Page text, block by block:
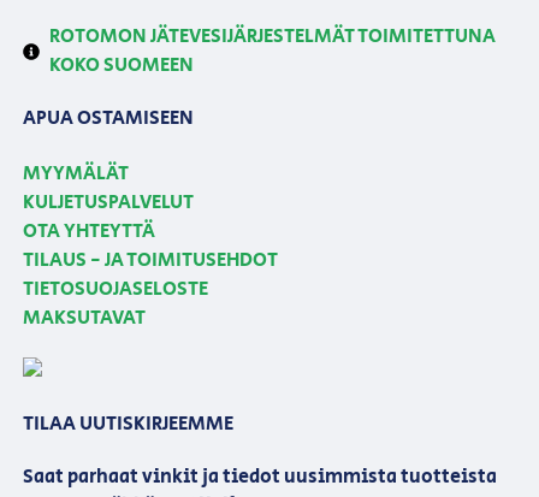
ROTOMON JÄTEVESIJÄRJESTELMÄT TOIMITETTUNA
KOKO SUOMEEN
APUA OSTAMISEEN
MYYMÄLÄT
KULJETUSPALVELUT
OTA YHTEYTTÄ
TILAUS - JA TOIMITUSEHDOT
TIETOSUOJASELOSTE
MAKSUTAVAT
TILAA UUTISKIRJEEMME
Saat parhaat vinkit ja tiedot uusimmista tuotteista